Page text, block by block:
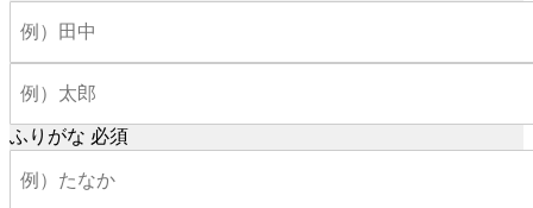
ふりがな 必須